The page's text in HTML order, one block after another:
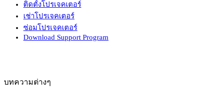
ติดตั้งโปรเจคเตอร์
เช่าโปรเจคเตอร์
ซ่อมโปรเจคเตอร์
Download Support Program
บทความต่างๆ